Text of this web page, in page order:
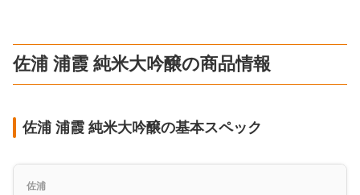
佐浦 浦霞 純米大吟醸の商品情報
佐浦 浦霞 純米大吟醸の基本スペック
佐浦